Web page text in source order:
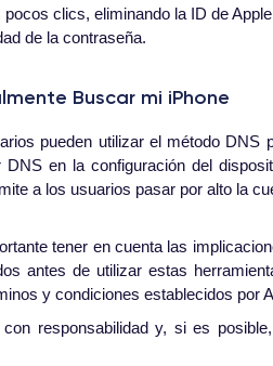
clics, eliminando la ID de
de la contraseña.
Buscar mi iPhone
pueden utilizar el método
en la configuración del
a los usuarios pasar por alto la
tener en cuenta las
antes de utilizar estas
y condiciones establecidos por
responsabilidad y, si es